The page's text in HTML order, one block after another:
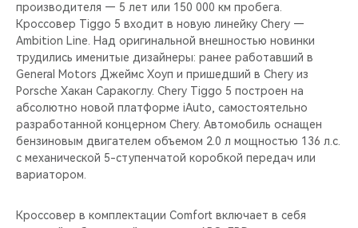
производителя — 5 лет или 150 000 км пробега.
Кроссовер Tiggo 5 входит в новую линейку Chery —
Ambition Line. Над оригинальной внешностью новинки
трудились именитые дизайнеры: ранее работавший в
General Motors Джеймс Хоуп и пришедший в Chery из
Porsche Хакан Саракоглу. Chery Tiggo 5 построен на
абсолютно новой платформе iAuto, самостоятельно
разработанной концерном Chery. Автомобиль оснащен
бензиновым двигателем объемом 2.0 л мощностью 136 л.с.
с механической 5-ступенчатой коробкой передач или
вариатором.
Кроссовер в комплектации Comfort включает в себя